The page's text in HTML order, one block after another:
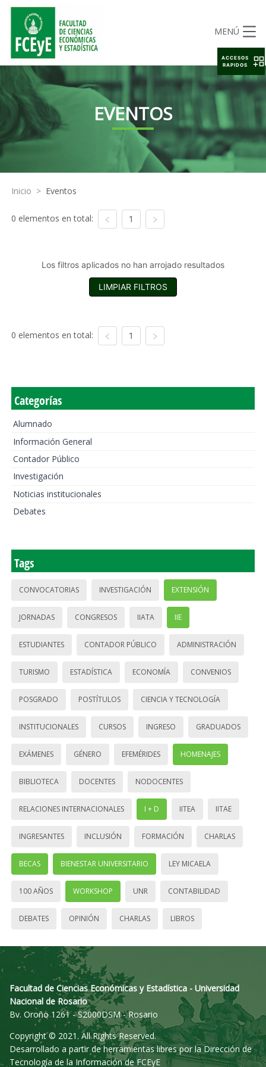
MENÚ
EVENTOS
Inicio > Eventos
0 elementos en total: 1
Los filtros aplicados no han arrojado resultados
LIMPIAR FILTROS
0 elementos en total: 1
Categorías
Alumnado
Información General
Contador Público
Investigación
Noticias institucionales
Debates
Tags
CONVOCATORIAS INVESTIGACIÓN EXTENSIÓN
JORNADAS CONGRESOS IIATA IIE
ESTUDIANTES CONTADOR PÚBLICO ADMINISTRACIÓN
TURISMO ESTADÍSTICA ECONOMÍA CONVENIOS
POSGRADO POSTÍTULOS CIENCIA Y TECNOLOGÍA
INSTITUCIONALES CURSOS INGRESO GRADUADOS
EXÁMENES GÉNERO EFEMÉRIDES HOMENAJES
BIBLIOTECA DOCENTES NODOCENTES
RELACIONES INTERNACIONALES I + D IITEA IITAE
INGRESANTES INCLUSIÓN FORMACIÓN CHARLAS
BECAS BIENESTAR UNIVERSITARIO LEY MICAELA
100 AÑOS WORKSHOP UNR CONTABILIDAD
DEBATES OPINIÓN CHARLAS LIBROS
Facultad de Ciencias Económicas y Estadística - Universidad
Nacional de Rosario
Bv. Oroño 1261 - S2000DSM - Rosario
Copyright © 2021. All Rights Reserved.
Desarrollado a partir de herramientas libres por la Dirección de
Tecnología de la Información de FCEyE
ACCESOS
RAPIDOS